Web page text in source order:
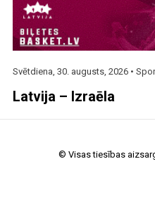
Svētdiena, 30. augusts, 2026 •
Latvija – Izraēla
© Visas tiesības